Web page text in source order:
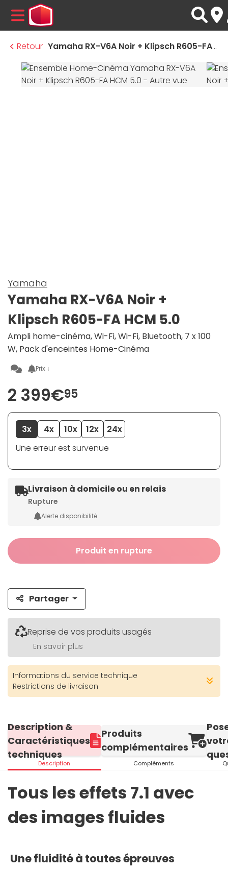
MENU
Retour
Yamaha RX-V6A Noir + Klipsch R605-FA HCM 5.0
Yamaha
Yamaha RX-V6A Noir +
Klipsch R605-FA HCM 5.0
Ampli home-cinéma, Wi-Fi, Wi-Fi, Bluetooth, 7 x 100
W, Pack d'enceintes Home-Cinéma
Prix ↓
2 399€95
3x 4x 10x 12x
24x
Une erreur est survenue
Livraison à domicile ou en relais
Rupture
Alerte disponibilité
Produit en rupture
Partager
Reprise de vos produits usagés
En savoir plus
Informations du service technique
Restrictions de livraison
Description &
Caractéristiques
techniques
Description
Produits
complémentaires
Compléments
Tous les effets 7.1 avec
des images fluides
Une fluidité à toutes épreuves